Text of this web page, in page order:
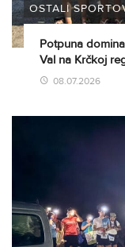
OSTALI
Potpuna
Val na Krčkoj
08.07.2026